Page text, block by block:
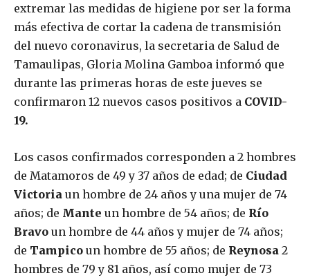
extremar las medidas de higiene por ser la forma
más efectiva de cortar la cadena de transmisión
del nuevo coronavirus, la secretaria de Salud de
Tamaulipas, Gloria Molina Gamboa informó que
durante las primeras horas de este jueves se
confirmaron 12 nuevos casos positivos a COVID-
19.
Los casos confirmados corresponden a 2 hombres
de Matamoros de 49 y 37 años de edad; de Ciudad
Victoria un hombre de 24 años y una mujer de 74
años; de Mante un hombre de 54 años; de Río
Bravo un hombre de 44 años y mujer de 74 años;
de Tampico un hombre de 55 años; de Reynosa 2
hombres de 79 y 81 años, así como mujer de 73